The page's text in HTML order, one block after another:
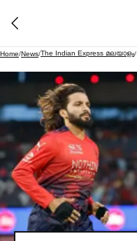
Home/News/The Indian Express മലയാളം/